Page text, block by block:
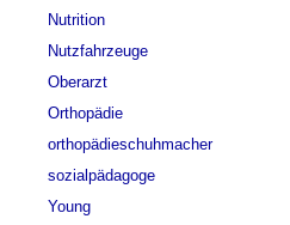
Nutrition
Nutzfahrzeuge
Oberarzt
Orthopädie
orthopädieschuhmacher
sozialpädagoge
Young